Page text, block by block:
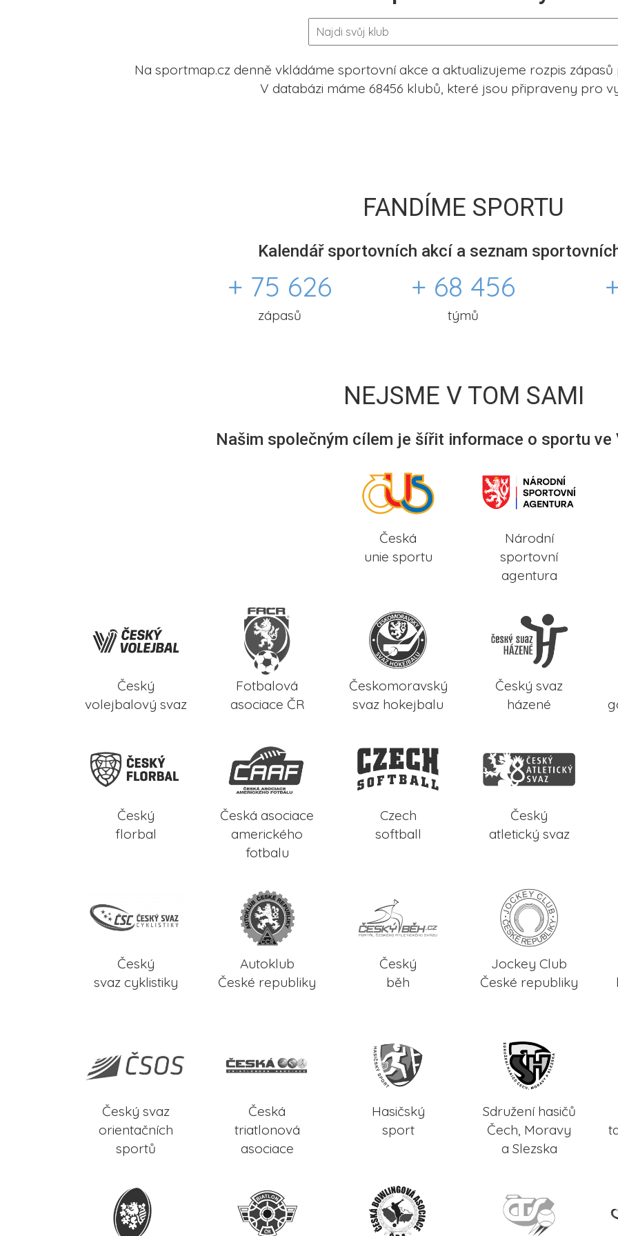
Na sportmap.cz denně vkládáme sportovní akce a aktualizujeme rozpis
V databázi máme 68456 klubů, které jsou připraveny pro
FANDÍME SPORTU
Kalendář sportovních akcí a seznam
+ 75 626
zápasů
+ 68 456
týmů
NEJSME V TOM SAMI
Našim společným cílem je šířit informace o sportu ve
Česká
unie sportu
Národní
sportovní
agentura
Český
volejbalový svaz
Fotbalová
asociace ČR
Českomoravský
svaz hokejbalu
Český svaz
házené
Český
florbal
Česká asociace
amerického
fotbalu
Czech
softball
Český
atletický svaz
Český
svaz cyklistiky
Autoklub
České republiky
Český
běh
Jockey Club
České republiky
Český svaz
orientačních
sportů
Česká
triatlonová
asociace
Hasičský
sport
Sdružení hasičů
Čech, Moravy
a Slezska